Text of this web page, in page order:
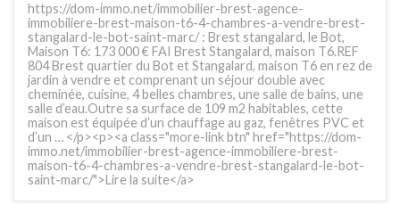
https://dom-immo.net/immobilier-brest-agence-
immobiliere-brest-maison-t6-4-chambres-a-vendre-brest-
stangalard-le-bot-saint-marc/ : Brest stangalard, le Bot,
Maison T6: 173 000 € FAI Brest Stangalard, maison T6.REF
804 Brest quartier du Bot et Stangalard, maison T6 en rez de
jardin à vendre et comprenant un séjour double avec
cheminée, cuisine, 4 belles chambres, une salle de bains, une
salle d’eau.Outre sa surface de 109 m2 habitables, cette
maison est équipée d’un chauffage au gaz, fenêtres PVC et
d’un … </p><p><a class="more-link btn" href="https://dom-
immo.net/immobilier-brest-agence-immobiliere-brest-
maison-t6-4-chambres-a-vendre-brest-stangalard-le-bot-
saint-marc/">Lire la suite</a>